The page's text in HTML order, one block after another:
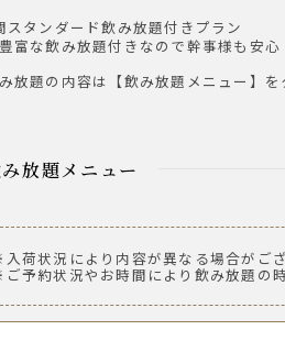
スタンダード飲み放題付きプラン
富な飲み放題付きなので幹事様も安心
放題の内容は【飲み放題メニュー】を
飲み放題メニュー
～ ジムビーム
荷状況により内容が異なる場合がござ
予約状況やお時間により飲み放題の